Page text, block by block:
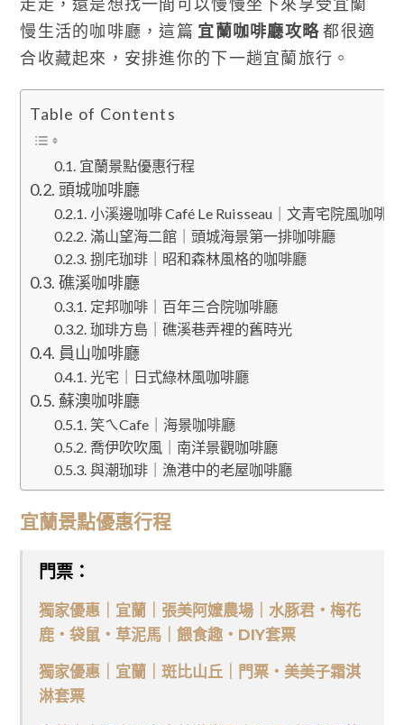
慢生活的咖啡廳，這篇 宜蘭咖啡廳攻略都很適
合收藏起來，安排進你的下一趟宜蘭旅行。
Table of Contents
宜蘭景點優惠行程
頭城咖啡廳
小溪邊咖啡 Café Le Ruisseau｜文青宅院風咖啡廳
滿山望海二館｜頭城海景第一排咖啡廳
捌㡯珈琲｜昭和森林風格的咖啡廳
礁溪咖啡廳
定邦咖啡｜百年三合院咖啡廳
珈琲方島｜礁溪巷弄裡的舊時光
員山咖啡廳
光宅｜日式綠林風咖啡廳
蘇澳咖啡廳
笑ㄟCafe｜海景咖啡廳
喬伊吹吹風｜南洋景觀咖啡廳
與潮珈琲｜漁港中的老屋咖啡廳
宜蘭景點優惠行程
門票：
獨家優惠｜宜蘭｜張美阿嬤農場｜水豚君・梅花
鹿・袋鼠・草泥馬｜餵食趣・DIY套票
獨家優惠｜宜蘭｜斑比山丘｜門票・美美子霜淇
淋套票